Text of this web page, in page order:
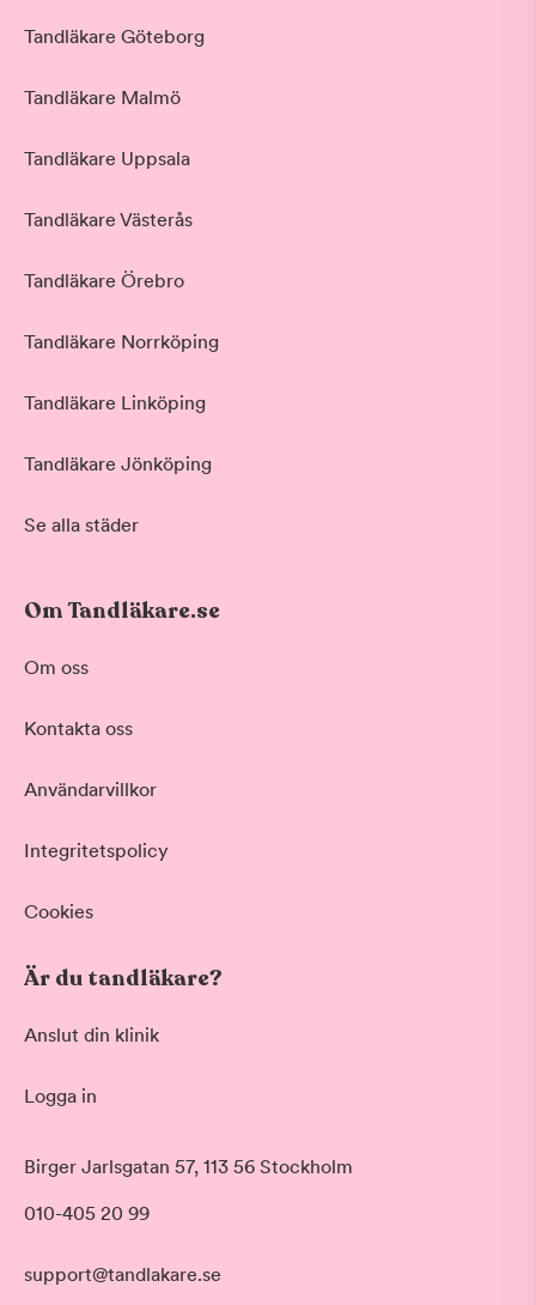
Akut tandvård
Basundersökning
Hygienistbehandling
Professionell rengöring och puts
Morgon
Klockan 09:00 - 12:00
Tandläkare Göteborg
Tandläkare Malmö
Tandläkare Uppsala
Tandläkare Västerås
Tandläkare Örebro
Tandläkare Norrköping
Tandläkare Linköping
Tandläkare Jönköping
Se alla städer
Om Tandläkare.se
Om oss
Kontakta oss
Användarvillkor
Integritetspolicy
Cookies
Är du tandläkare?
Anslut din klinik
Logga in
Birger Jarlsgatan 57, 113 56 Stockholm
010-405 20 99
support@tandlakare.se